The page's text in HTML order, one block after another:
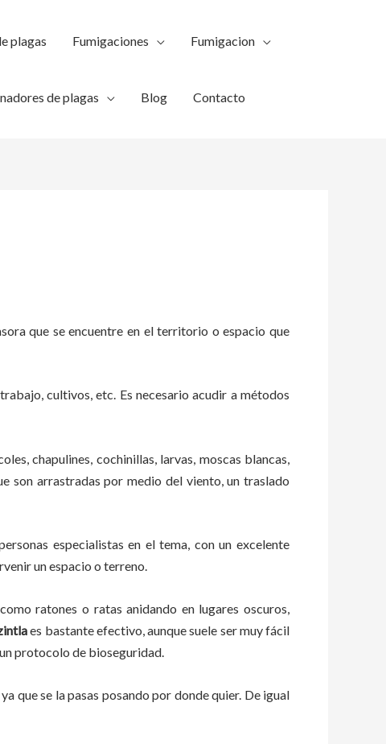
plagas Fumigaciones Fumigacion
de plagas Blog Contacto
que se encuentre en el territorio o espacio que
cultivos, etc. Es necesario acudir a métodos
chapulines, cochinillas, larvas, moscas blancas,
son arrastradas por medio del viento, un traslado
especialistas en el tema, con un excelente
un espacio o terreno.
ratones o ratas anidando en lugares oscuros,
es bastante efectivo, aunque suele ser muy fácil
protocolo de bioseguridad.
que se la pasas posando por donde quier. De igual